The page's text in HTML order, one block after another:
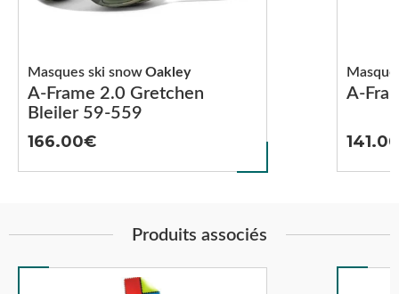
A-Frame 2.0 Gretchen
Bleiler 59-559
Masques ski snowOakley
166.00
A-
Produits associés